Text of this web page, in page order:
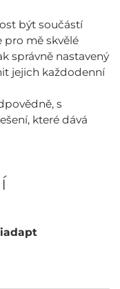
být součástí
pro mě skvělé
správně nastavený
jejich každodenní
s
které dává